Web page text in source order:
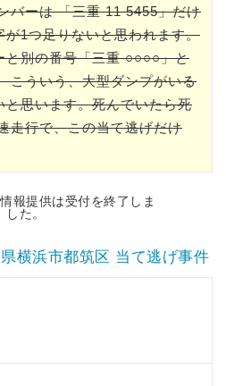
バーは 「三重 11 5455」だけ
が1つ足りないと思われます。
と別の番号「三重 ○○○○」と
こういう、大型ダンプがいる
と思います。死んでいたら死
走行で、この当て逃げだけ
報提供は受付を終了しま
した。
横浜市都筑区 当て逃げ事件